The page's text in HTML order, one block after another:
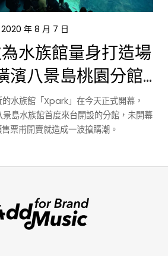
2020 年 8 月 7 日
水族館量身打造場
濱八景島桃園分館
今日開幕
水族館「Xpark」在今天正式開幕，
島水族館首度來台開設的分館，未開幕
票甫開賣就造成一波搶購潮。